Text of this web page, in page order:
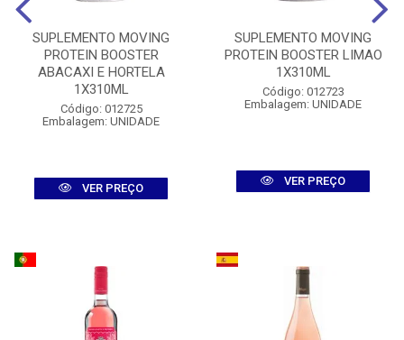
SUPLEMENTO MOVING
PROTEIN BOOSTER
ABACAXI E HORTELA
1X310ML
Código: 012725
Embalagem: UNIDADE
VER PREÇO
SUPLEMENTO MOVING
PROTEIN BOOSTER LIMAO
1X310ML
Código: 012723
Embalagem: UNIDADE
VER PREÇO